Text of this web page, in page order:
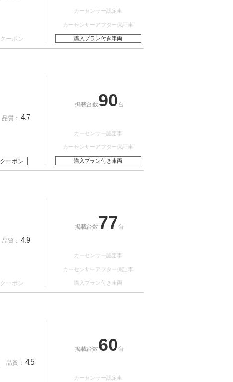
クーポン
カーセンサー認定車
カーセンサーアフター保証車
購入プラン付き車両
品質： 4.7
クーポン
掲載台数90台
カーセンサー認定車
カーセンサーアフター保証車
購入プラン付き車両
品質： 4.9
クーポン
掲載台数77台
カーセンサー認定車
カーセンサーアフター保証車
購入プラン付き車両
品質： 4.5
掲載台数60台
カーセンサー認定車